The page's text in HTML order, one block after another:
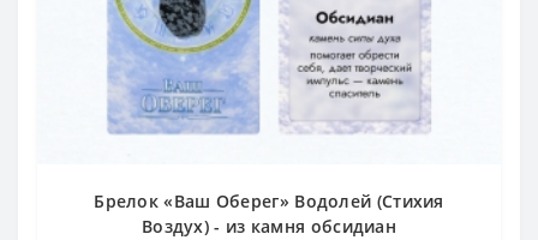
Брелок «Ваш Оберег» Водолей (Стихия
Воздух) - из камня обсидиан